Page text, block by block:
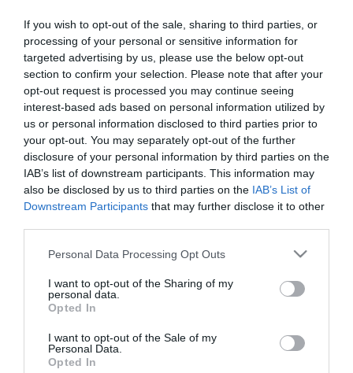
If you wish to opt-out of the sale, sharing to third parties, or
processing of your personal or sensitive information for
targeted advertising by us, please use the below opt-out
section to confirm your selection. Please note that after your
opt-out request is processed you may continue seeing
interest-based ads based on personal information utilized by
us or personal information disclosed to third parties prior to
your opt-out. You may separately opt-out of the further
disclosure of your personal information by third parties on the
IAB’s list of downstream participants. This information may
also be disclosed by us to third parties on the IAB’s List of
Downstream Participants that may further disclose it to other
Please note that this website/app uses one or more Google
not limited to your visit or usage behaviour. You may click to
grant or deny consent to Google and its third-party tags to
use your data for below specified purposes in below Google
consent section.
Personal Data Processing Opt Outs
I want to opt-out of the Sharing of my
personal data.
Opted In
I want to opt-out of the Sale of my
Personal Data.
Opted In
Gallego, Chief Technology Officer, OpenText
Cybersecurity επικεντρώθηκε σε θέματα
κυβερνοασφάλειας, εμπιστοσύνης και
ταχύτητας δεδομένων εν έτει 2023. Στην
τοποθέτησή του, ο Ramsés […]